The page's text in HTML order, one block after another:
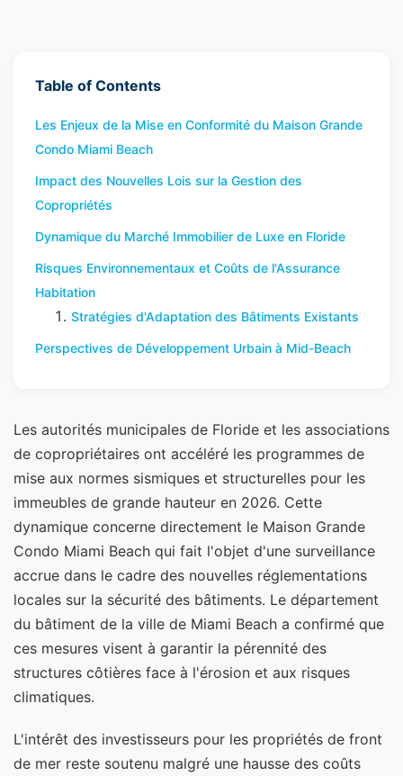
Table of Contents
Les Enjeux de la Mise en Conformité du Maison Grande
Condo Miami Beach
Impact des Nouvelles Lois sur la Gestion des
Copropriétés
Dynamique du Marché Immobilier de Luxe en Floride
Risques Environnementaux et Coûts de l'Assurance
Habitation
Stratégies d'Adaptation des Bâtiments Existants
Perspectives de Développement Urbain à Mid-Beach
Les autorités municipales de Floride et les associations
de copropriétaires ont accéléré les programmes de
mise aux normes sismiques et structurelles pour les
immeubles de grande hauteur en 2026. Cette
dynamique concerne directement le Maison Grande
Condo Miami Beach qui fait l'objet d'une surveillance
accrue dans le cadre des nouvelles réglementations
locales sur la sécurité des bâtiments. Le département
du bâtiment de la ville de Miami Beach a confirmé que
ces mesures visent à garantir la pérennité des
structures côtières face à l'érosion et aux risques
climatiques.
L'intérêt des investisseurs pour les propriétés de front
de mer reste soutenu malgré une hausse des coûts